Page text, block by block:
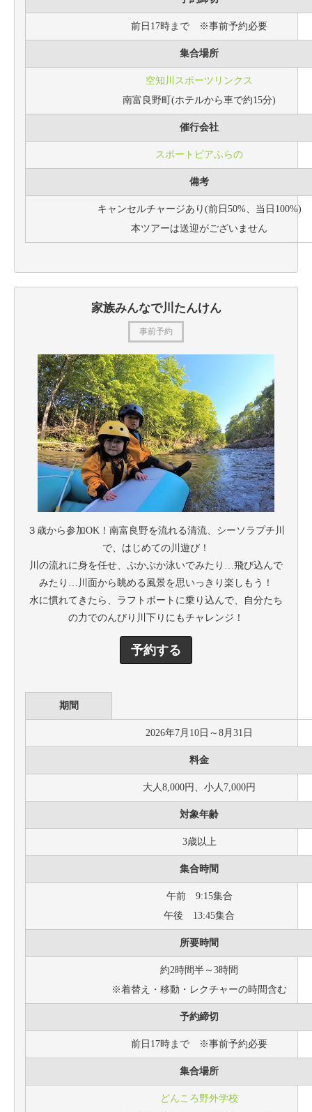
前日17時まで ※事前予約必要
集合場所
空知川スポーツリンクス
南富良野町(ホテルから車で約15分)
催行会社
スポートピアふらの
備考
キャンセルチャージあり(前日50%、当日100%)
本ツアーは送迎がございません
家族みんなで川たんけん
事前予約
３歳から参加OK！南富良野を流れる清流、シーソラプチ川
で、はじめての川遊び！
川の流れに身を任せ、ぷかぷか泳いでみたり…飛び込んで
みたり…川面から眺める風景を思いっきり楽しもう！
水に慣れてきたら、ラフトボートに乗り込んで、自分たち
の力でのんびり川下りにもチャレンジ！
予約する
期間
2026年7月10日～8月31日
料金
大人8,000円、小人7,000円
対象年齢
3歳以上
集合時間
午前 9:15集合
午後 13:45集合
所要時間
約2時間半～3時間
※着替え・移動・レクチャーの時間含む
予約締切
前日17時まで ※事前予約必要
集合場所
どんころ野外学校